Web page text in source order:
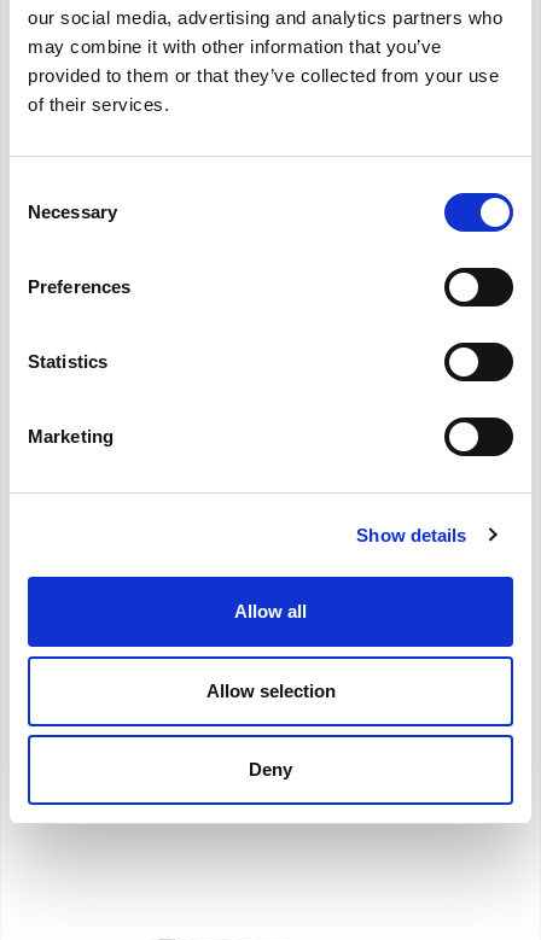
our social media, advertising and analytics partners who
may combine it with other information that you’ve
provided to them or that they’ve collected from your use
of their services.
Selection
Necessary
Preferences
Statistics
Marketing
Show details
Allow all
Allow selection
Deny
Thermoconvecteurs de 2000W avec fonction
DÉCOUVREZ